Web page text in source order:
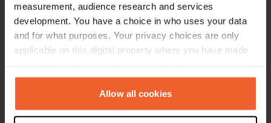
measurement, audience research and services
development. You have a choice in who uses your data
and for what purposes. Your privacy choices are only
applicable on this digital property where you have made
any time from the Cookie Declaration or by clicking on
the Privacy trigger icon.Allow all cookies
Binnenweg 4
5953 NR, Reuver, Pays-Bas
Coordonnées
Copie
Code du site